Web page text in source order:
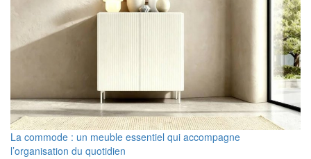
La commode : un meuble essentiel qui accompagne
l’organisation du quotidien